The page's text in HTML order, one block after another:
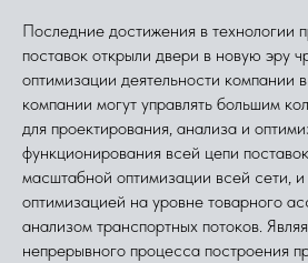
Последние достижения в технологии
поставок открыли двери в новую эру
оптимизации деятельности компании
компании могут управлять большим
для проектирования, анализа и
функционирования всей цепи
масштабной оптимизации всей сети, и
оптимизацией на уровне товарного
анализом транспортных потоков.
непрерывного процесса построения